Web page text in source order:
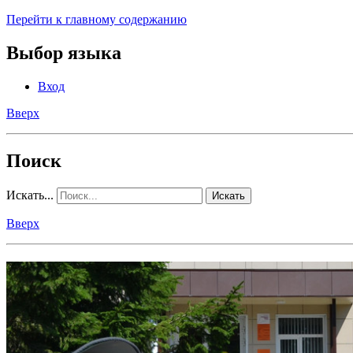
Перейти к главному содержанию
Выбор языка
Вход
Вверх
Поиск
Искать... Искать
Вверх